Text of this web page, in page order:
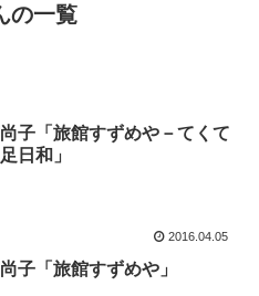
の一覧
子「旅館すずめや－てくて
日和」
2016.04.05
子「旅館すずめや」